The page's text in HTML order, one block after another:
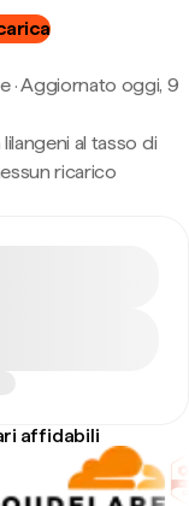
·Aggiornato oggi, 9
al tasso di
ricarico
affidabili